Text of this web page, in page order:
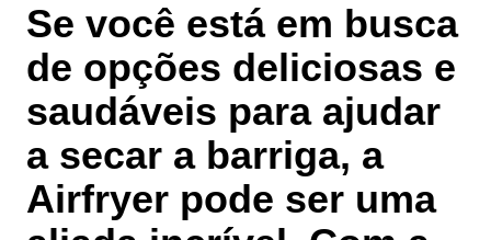
Se você está em busca
de opções deliciosas e
saudáveis para ajudar
a secar a barriga, a
Airfryer pode ser uma